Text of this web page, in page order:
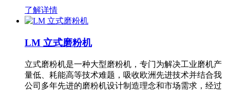
了解详情
LM 立式磨粉机
立式磨粉机是一种大型磨粉机，专门为解决工业磨机产
量低、耗能高等技术难题，吸收欧洲先进技术并结合我
公司多年先进的磨粉机设计制造理念和市场需求，经过